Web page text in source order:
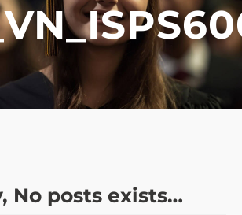
No posts exists…